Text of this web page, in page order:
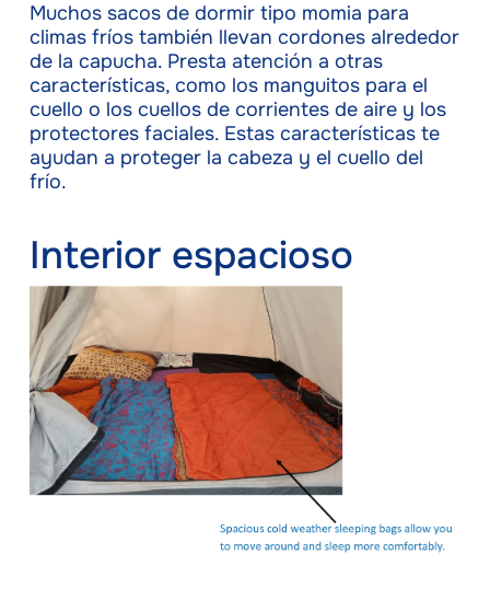
Muchos sacos de dormir tipo momia para
climas fríos también llevan cordones alrededor
de la capucha. Presta atención a otras
características, como los manguitos para el
cuello o los cuellos de corrientes de aire y los
protectores faciales. Estas características te
ayudan a proteger la cabeza y el cuello del
frío.
Interior espacioso